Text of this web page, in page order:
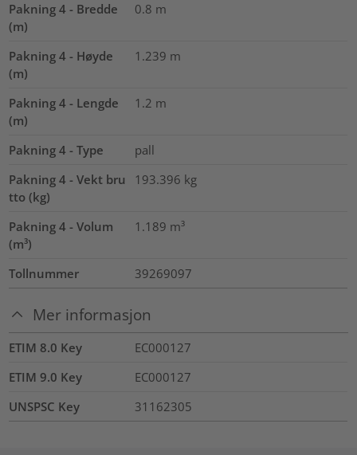
Pakning 4 - Bredde
(m)
0.8 m
Pakning 4 - Høyde
(m)
1.239 m
Pakning 4 - Lengde
(m)
1.2 m
Pakning 4 - Type
pall
Pakning 4 - Vekt bru
tto (kg)
193.396 kg
Pakning 4 - Volum
(m³)
1.189 m³
Tollnummer 39269097
Mer informasjon
ETIM 8.0 Key
EC000127
ETIM 9.0 Key
EC000127
UNSPSC Key
31162305